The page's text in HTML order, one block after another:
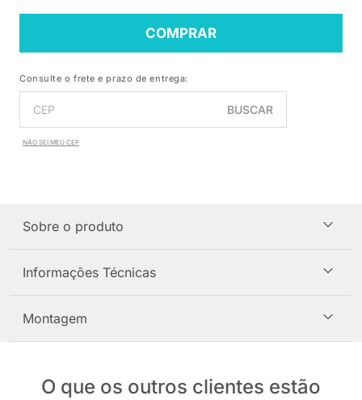
COMPRAR
Consulte o frete e prazo de entrega:
BUSCAR
NÃO SEI MEU CEP
Sobre o produto
Informações Técnicas
Montagem
O que os outros clientes estão